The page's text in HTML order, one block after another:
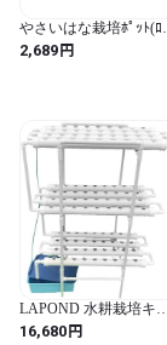
※開封しても、水
お支払い、発送方
※クレジットカー
やさいはな栽培ﾎﾟｯﾄ(ﾛｯｸ
ｳｰﾙ製)円柱カット
(50H×100W×100L) 12個
2,689円
LAPOND 水耕栽培キ
ト 室内水耕栽培 中型水
16,680円